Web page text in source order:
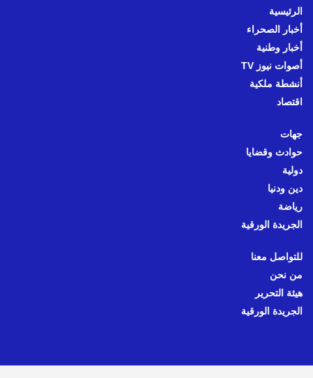
الرئيسية
أخبار الصحراء
أخبار وطنية
أصوات نيوز TV
أنشطة ملكية
اقتصاد
جهات
حوادث وقضايا
دولية
دين ودنيا
رياضة
الجريدة الورقية
للتواصل معنا
من نحن
هيئة التحرير
الجريدة الورقية